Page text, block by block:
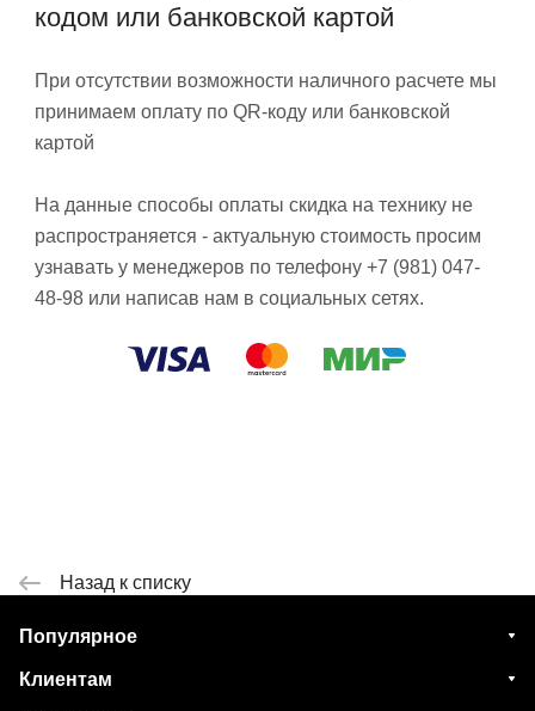
кодом или банковской картой
При отсутствии возможности наличного расчете мы
принимаем оплату по QR-коду или банковской
картой
На данные способы оплаты скидка на технику не
распространяется - актуальную стоимость просим
узнавать у менеджеров по телефону +7 (981) 047-
48-98 или написав нам в социальных сетях.
Назад к списку
Популярное
Клиентам